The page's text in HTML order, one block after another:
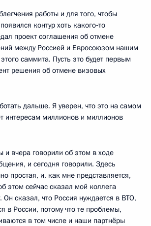
работы и для того, чтобы
контур хоть какого‑то
проект соглашения об отмене
между Россией и Евросоюзом нашим
саммита. Пусть это будет первым
решения об отмене визовых
дальше. Я уверен, что это на самом
интересам миллионов и миллионов
вчера говорили об этом в ходе
и сегодня говорили. Здесь
простая, и, как мне представляется,
этом сейчас сказал мой коллега
Он сказал, что Россия нуждается в ВТО,
в России, потому что те проблемы,
в том числе и наши партнёры